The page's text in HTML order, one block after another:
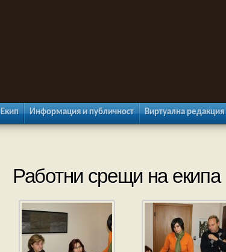
Екип Информация и публичност Виртуална редакция
Работни срещи на екипа